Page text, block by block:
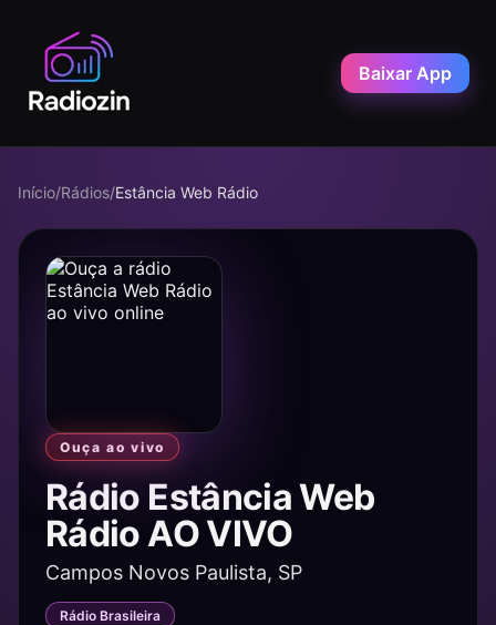
Baixar App
Início/Rádios/Estância Web Rádio
Ouça ao vivo
Rádio Estância Web
Rádio AO VIVO
Campos Novos Paulista, SP
Rádio Brasileira